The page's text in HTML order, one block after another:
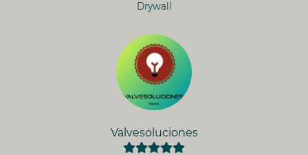
Drywall
Valvesoluciones